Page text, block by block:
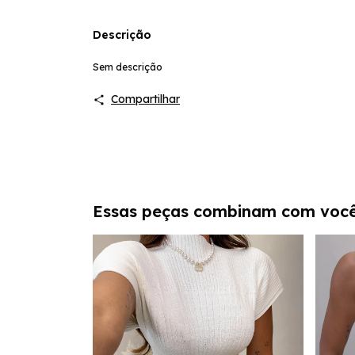
Descrição
Sem descrição
Compartilhar
Essas peças combinam com